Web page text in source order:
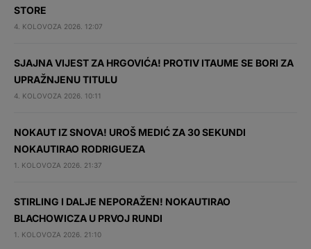
STORE
4. KOLOVOZA 2026. 12:07
SJAJNA VIJEST ZA HRGOVIĆA! PROTIV ITAUME SE BORI ZA
UPRAŽNJENU TITULU
4. KOLOVOZA 2026. 10:11
NOKAUT IZ SNOVA! UROŠ MEDIĆ ZA 30 SEKUNDI
NOKAUTIRAO RODRIGUEZA
1. KOLOVOZA 2026. 21:37
STIRLING I DALJE NEPORAŽEN! NOKAUTIRAO
BLACHOWICZA U PRVOJ RUNDI
1. KOLOVOZA 2026. 21:10